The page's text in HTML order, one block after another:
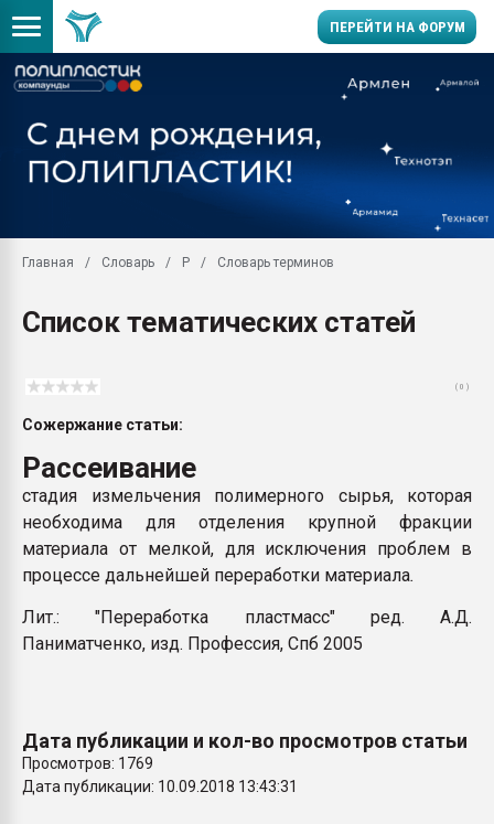
ПЕРЕЙТИ НА ФОРУМ
Вакуум-формовочные
28.07.2026
28.07.2026
ситуацией на
поликарбоната и АБС-
Armaloy PC/ABS-1IM
ПЕРЕЙТИ НА
Главная Словарь Р Словарь терминов
Список тематических статей
( 0 )
Сожержание статьи:
Рассеивание
стадия измельчения полимерного сырья, которая
необходима для отделения крупной фракции
материала от мелкой, для исключения проблем в
процессе дальнейшей переработки материала.
Лит.: "Переработка пластмасс" ред. А.Д.
Паниматченко, изд. Профессия, Спб 2005
Дата публикации и кол-во просмотров статьи
Просмотров: 1769
Дата публикации: 10.09.2018 13:43:31